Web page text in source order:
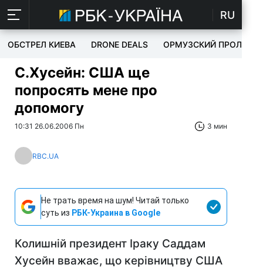
RU
ОБСТРЕЛ КИЕВА DRONE DEALS ОРМУЗСКИЙ ПРОЛИВ
С.Хусейн: США ще
попросять мене про
допомогу
10:31 26.06.2006 Пн 3 мин
RBC.UA
Не трать время на шум! Читай только
суть из РБК-Украина в Google
Колишній президент Іраку Саддам
Хусейн вважає, що керівництву США